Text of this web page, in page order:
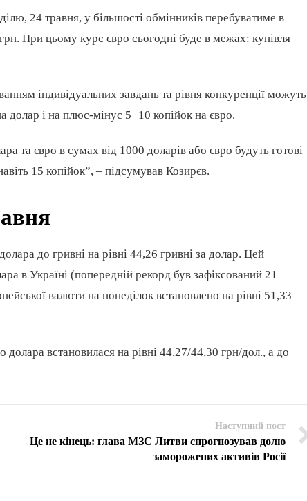
24 травня, у більшості обмінників перебуватиме в
При цьому курс євро сьогодні буде в межах: купівля –
індивідуальних завдань та рівня конкуренції можуть
і на плюс-мінус 5−10 копійок на євро.
та євро в сумах від 1000 доларів або євро будуть готові
15 копійок”, – підсумував Козирєв.
до гривні на рівні 44,26 гривні за долар. Цей
в Україні (попередній рекорд був зафіксований 21
валюти на понеділок встановлено на рівні 51,33
встановилася на рівні 44,27/44,30 грн/дол., а до
Наступний пост
Це не кінець: глава МЗС Литви спрогнозував долю
заморожених активів Росії